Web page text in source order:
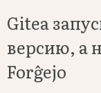
Gitea
версию, а
Forĝejo